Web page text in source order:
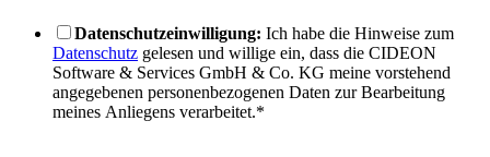
Datenschutzeinwilligung: Ich habe die Hinweise zum
Datenschutz gelesen und willige ein, dass die CIDEON
Software & Services GmbH & Co. KG meine vorstehend
angegebenen personenbezogenen Daten zur Bearbeitung
meines Anliegens verarbeitet.*